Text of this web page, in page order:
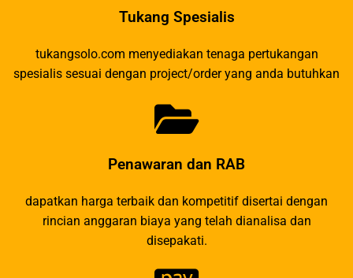
Tukang Spesialis
tukangsolo.com menyediakan tenaga pertukangan
spesialis sesuai dengan project/order yang anda butuhkan
Penawaran dan RAB
dapatkan harga terbaik dan kompetitif disertai dengan
rincian anggaran biaya yang telah dianalisa dan
disepakati.